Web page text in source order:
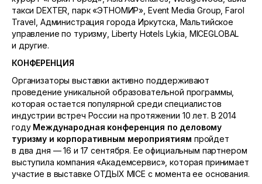
такси DEXTER, парк «ЭТНОМИР», Event Media Group, Farol
Travel, Администрация города Иркутска, Мальтийское
управление по туризму, Liberty Hotels Lykia, MICEGLOBAL
и другие.
КОНФЕРЕНЦИЯ
Организаторы выставки активно поддерживают
проведение уникальной образовательной программы,
которая остается популярной среди специалистов
индустрии встреч России на протяжении 10 лет. В 2014
году Международная конференция по деловому
туризму и корпоративным мероприятиям пройдет
в два дня — 16 и 17 сентября. Ее официальным партнером
выступила компания «Академсервис», которая принимает
участие в выставке ОТДЫХ MICE с момента ее основания.